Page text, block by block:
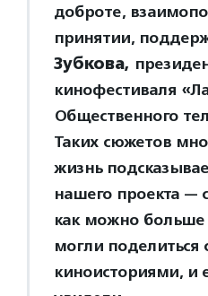
доброте,
принятии,
Зубкова,
кинофестиваля
Общественного
Таких сюжетов
жизнь
нашего проекта —
как можно
могли поделиться
киноисториями,